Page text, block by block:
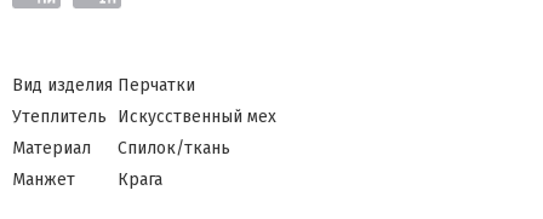
Вид изделия Перчатки
Утеплитель
Искусственный мех
Материал
Спилок/ткань
Манжет
Крага